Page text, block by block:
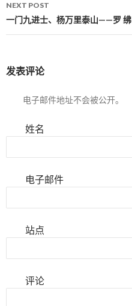
NEXT POST
一门九进士、杨万里泰山——罗 绋
发表评论
电子邮件地址不会被公开。
姓名
电子邮件
站点
评论